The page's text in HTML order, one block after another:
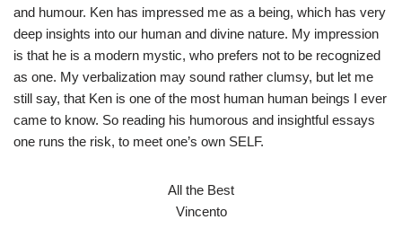
and humour. Ken has impressed me as a being, which has very
deep insights into our human and divine nature. My impression
is that he is a modern mystic, who prefers not to be recognized
as one. My verbalization may sound rather clumsy, but let me
still say, that Ken is one of the most human human beings I ever
came to know. So reading his humorous and insightful essays
one runs the risk, to meet one’s own SELF.
All the Best
Vincento